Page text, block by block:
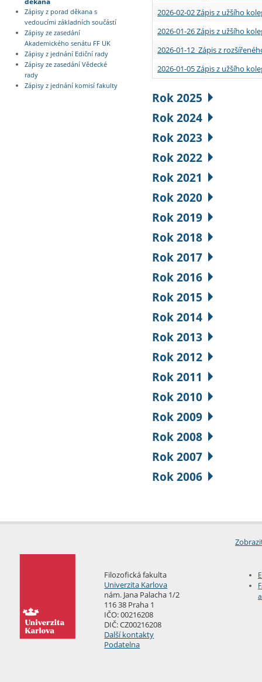
Zápisy z porad děkana s
vedoucími základních součástí
Zápisy ze zasedání
Akademického senátu FF UK
Zápisy z jednání Ediční rady
Zápisy ze zasedání Vědecké
rady
Zápisy z jednání komisí fakulty
2026-02-02 Zápis z užšího
2026-01-26 Zápis z užšího
2026-01-12 Zápis z
2026-01-05 Zápis z užšího
Rok 2025
Rok 2024
Rok 2023
Rok 2022
Rok 2021
Rok 2020
Rok 2019
Rok 2018
Rok 2017
Rok 2016
Rok 2015
Rok 2014
Rok 2013
Rok 2012
Rok 2011
Rok 2010
Rok 2009
Rok 2008
Rok 2007
Rok 2006
Filozofická fakulta
Univerzita Karlova
nám. Jana Palacha 1/2
116 38 Praha 1
IČO: 00216208
DIČ: CZ00216208
Další kontakty
Podatelna